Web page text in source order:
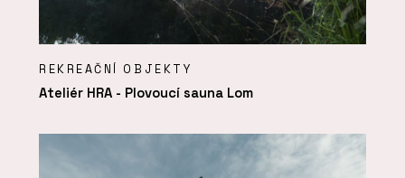
REKREAČNÍ OBJEKTY
Ateliér HRA - Plovoucí sauna Lom